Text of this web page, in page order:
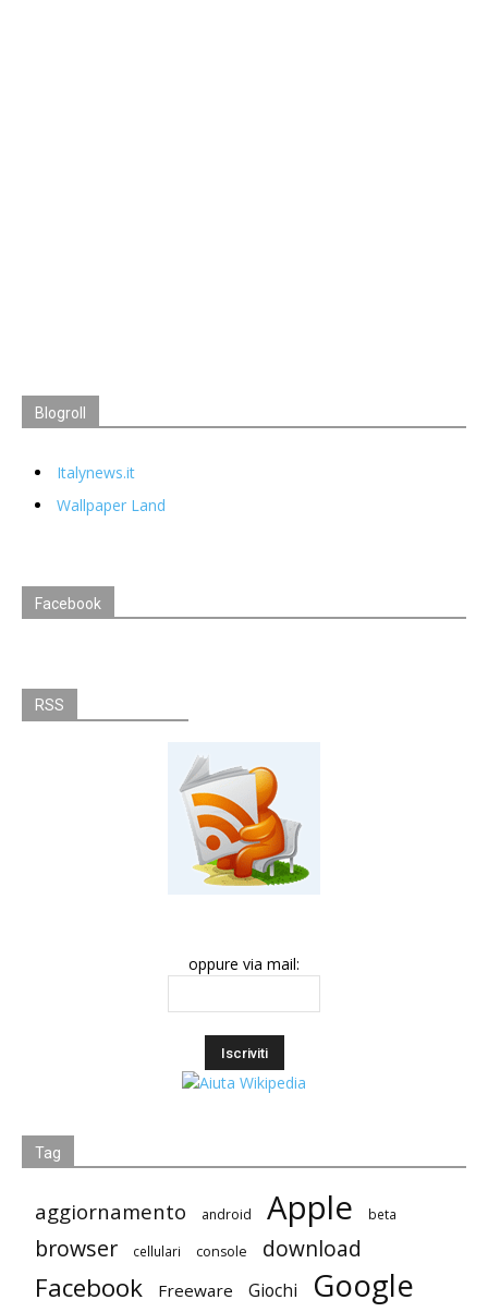
Blogroll
Italynews.it
Wallpaper Land
Facebook
RSS
oppure via mail:
Tag
aggiornamento android Apple beta
browser cellulari console download
Facebook Freeware Giochi Google